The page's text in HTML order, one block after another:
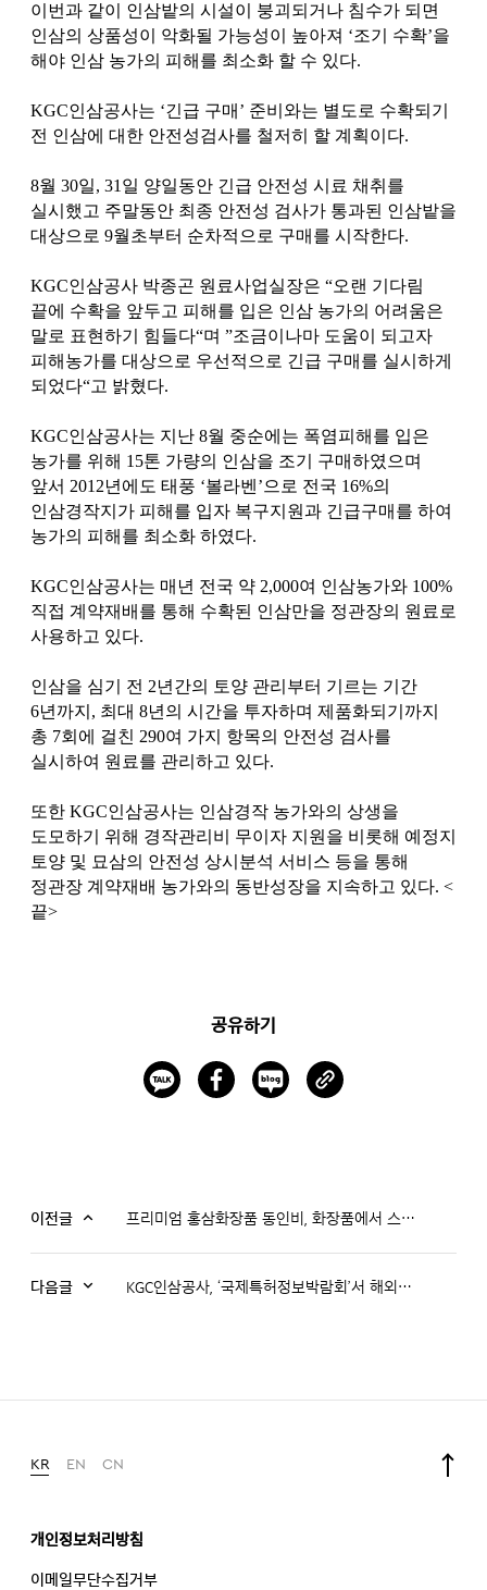
이번과 같이 인삼밭의 시설이 붕괴되거나 침수가 되면
인삼의 상품성이 악화될 가능성이 높아져 ‘조기 수확’을
해야 인삼 농가의 피해를 최소화 할 수 있다.
KGC인삼공사는 ‘긴급 구매’ 준비와는 별도로 수확되기
전 인삼에 대한 안전성검사를 철저히 할 계획이다.
8월 30일, 31일 양일동안 긴급 안전성 시료 채취를
실시했고 주말동안 최종 안전성 검사가 통과된 인삼밭을
대상으로 9월초부터 순차적으로 구매를 시작한다.
KGC인삼공사 박종곤 원료사업실장은 “오랜 기다림
끝에 수확을 앞두고 피해를 입은 인삼 농가의 어려움은
말로 표현하기 힘들다“며 ”조금이나마 도움이 되고자
피해농가를 대상으로 우선적으로 긴급 구매를 실시하게
되었다“고 밝혔다.
KGC인삼공사는 지난 8월 중순에는 폭염피해를 입은
농가를 위해 15톤 가량의 인삼을 조기 구매하였으며
앞서 2012년에도 태풍 ‘볼라벤’으로 전국 16%의
인삼경작지가 피해를 입자 복구지원과 긴급구매를 하여
농가의 피해를 최소화 하였다.
KGC인삼공사는 매년 전국 약 2,000여 인삼농가와 100%
직접 계약재배를 통해 수확된 인삼만을 정관장의 원료로
사용하고 있다.
인삼을 심기 전 2년간의 토양 관리부터 기르는 기간
6년까지, 최대 8년의 시간을 투자하며 제품화되기까지
총 7회에 걸친 290여 가지 항목의 안전성 검사를
실시하여 원료를 관리하고 있다.
또한 KGC인삼공사는 인삼경작 농가와의 상생을
도모하기 위해 경작관리비 무이자 지원을 비롯해 예정지
토양 및 묘삼의 안전성 상시분석 서비스 등을 통해
정관장 계약재배 농가와의 동반성장을 지속하고 있다. <
끝>
공유하기
이전글 프리미엄 홍삼화장품 동인비, 화장품에서 스파까지 뷰티 사업 확대
다음글 KGC인삼공사, ‘국제특허정보박람회’서 해외지재권분쟁 우수사례 발표
KR EN CN
개인정보처리방침
이메일무단수집거부